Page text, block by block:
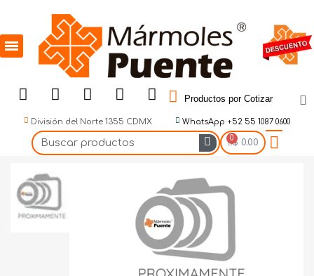
Productos por Cotizar
División del Norte 1355 CDMX WhatsApp +52 55 1087 0600
$ 0.00